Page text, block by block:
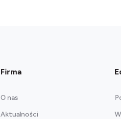
Firma
O nas
Aktualności